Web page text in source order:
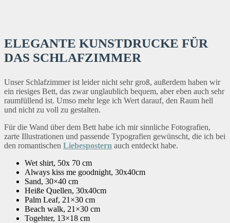
ELEGANTE KUNSTDRUCKE FÜR
DAS SCHLAFZIMMER
Unser Schlafzimmer ist leider nicht sehr groß, außerdem haben wir
ein riesiges Bett, das zwar unglaublich bequem, aber eben auch sehr
raumfüllend ist. Umso mehr lege ich Wert darauf, den Raum hell
und nicht zu voll zu gestalten.
Für die Wand über dem Bett habe ich mir sinnliche Fotografien,
zarte Illustrationen und passende Typografien gewünscht, die ich bei
den romantischen Liebespostern auch entdeckt habe.
Wet shirt, 50x 70 cm
Always kiss me goodnight, 30x40cm
Sand, 30×40 cm
Heiße Quellen, 30x40cm
Palm Leaf, 21×30 cm
Beach walk, 21×30 cm
Togehter, 13×18 cm